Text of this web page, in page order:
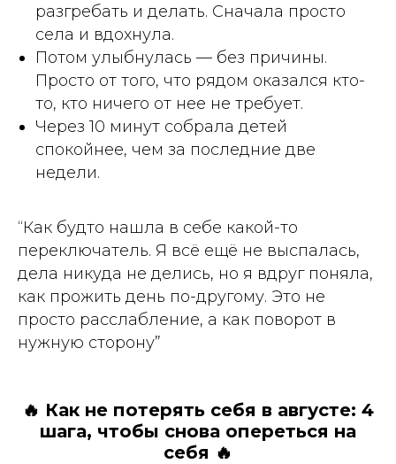
разгребать и делать. Сначала просто
села и вдохнула.
Потом улыбнулась — без причины.
Просто от того, что рядом оказался кто-
то, кто ничего от нее не требует.
Через 10 минут собрала детей
спокойнее, чем за последние две
недели.
“Как будто нашла в себе какой-то
переключатель. Я всё ещё не выспалась,
дела никуда не делись, но я вдруг поняла,
как прожить день по-другому. Это не
просто расслабление, а как поворот в
нужную сторону”
🔥 Как не потерять себя в августе: 4
шага, чтобы снова опереться на
себя 🔥